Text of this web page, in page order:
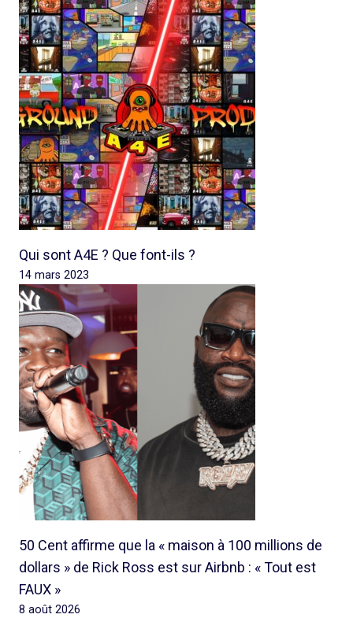
Qui sont A4E ? Que font-ils ?
14 mars 2023
50 Cent affirme que la « maison à 100 millions de
dollars » de Rick Ross est sur Airbnb : « Tout est
FAUX »
8 août 2026